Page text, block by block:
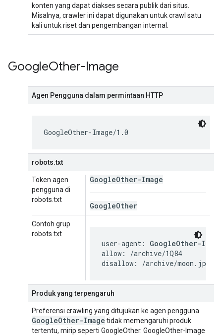
konten yang dapat diakses secara publik dari situs.
Misalnya, crawler ini dapat digunakan untuk crawl satu
kali untuk riset dan pengembangan internal.
GoogleOther-Image
Agen Pengguna dalam permintaan HTTP
GoogleOther-Image/1.0
robots.txt
Token agen
pengguna di
robots.txt
GoogleOther-Image
GoogleOther
Contoh grup
robots.txt
user-agent: GoogleOther-
allow: /archive/1Q84
disallow: /archive/moon.jpg
Produk yang terpengaruh
Preferensi crawling yang ditujukan ke agen pengguna
GoogleOther-Image tidak memengaruhi produk
tertentu, mirip seperti GoogleOther. GoogleOther-Image